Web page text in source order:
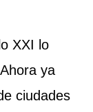
XXI lo
ya
ciudades